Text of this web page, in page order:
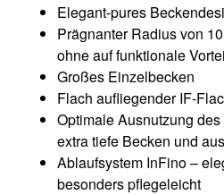
Elegant-pures
Prägnanter Radius von
ohne auf funktionale
Großes Einzelbecken
Flach aufliegender IF-
Optimale Ausnutzung
extra tiefe Becken und
Ablaufsystem InFino –
besonders pflegeleicht